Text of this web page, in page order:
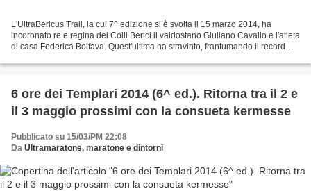
L'UltraBericus Trail, la cui 7^ edizione si è svolta il 15 marzo 2014, ha
incoronato re e regina dei Colli Berici il valdostano Giuliano Cavallo e l'atleta
di casa Federica Boifava. Quest'ultima ha stravinto, frantumando il record
6 ore dei Templari 2014 (6^ ed.). Ritorna tra il 2 e
il 3 maggio prossimi con la consueta kermesse
Pubblicato su 15/03/PM 22:08
Da Ultramaratone, maratone e dintorni